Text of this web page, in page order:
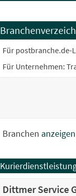
Für postbranche.de-
Für Unternehmen:
Branchen anzeigen
Dittmer Service